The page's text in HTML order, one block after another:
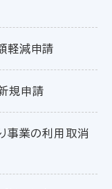
軽減申請
規申請
事業の利用取消